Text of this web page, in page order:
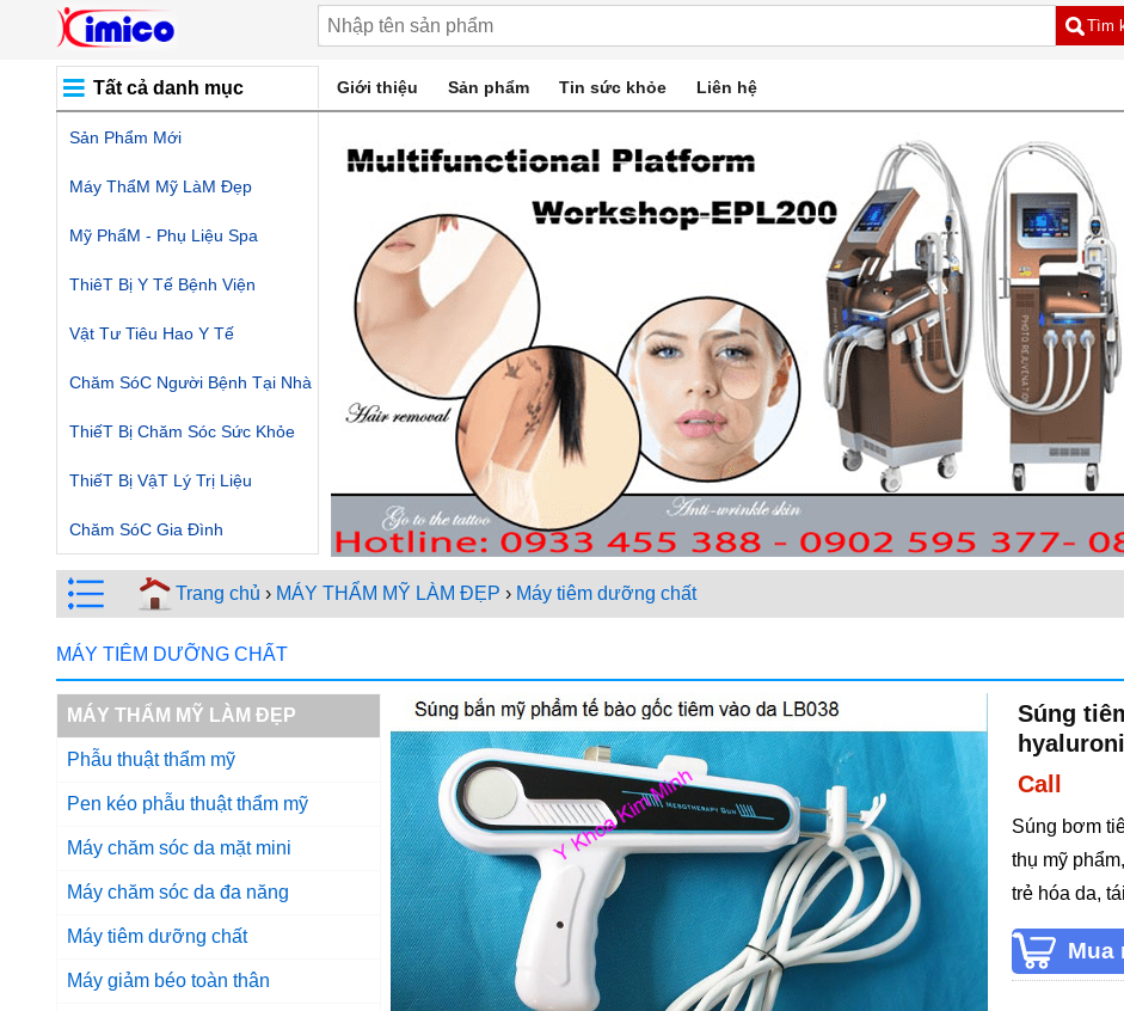
Tất cả danh mục Giới thiệu Sản phẩm Tin sức khỏe Liên hệ
Sản Phẩm Mới
Máy ThẩM Mỹ LàM Đẹp
Mỹ PhẩM - Phụ Liệu Spa
ThiêT Bị Y Tế Bệnh Viện
Vật Tư Tiêu Hao Y Tế
Chăm SóC Người Bệnh Tại Nhà
ThiếT Bị Chăm Sóc Sức Khỏe
ThiếT Bị VậT Lý Trị Liệu
Chăm SóC Gia Đình
Trang chủ › MÁY THẨM MỸ LÀM ĐẸP › Máy tiêm dưỡng chất
MÁY TIÊM DƯỠNG CHẤT
MÁY THẨM MỸ LÀM ĐẸP
Phẫu thuật thẩm mỹ
Pen kéo phẫu thuật thẩm mỹ
Máy chăm sóc da mặt mini
Máy chăm sóc da đa năng
Máy tiêm dưỡng chất
Máy giảm béo toàn thân
Súng
Call
Súng bơm
thụ mỹ
trẻ hóa da,